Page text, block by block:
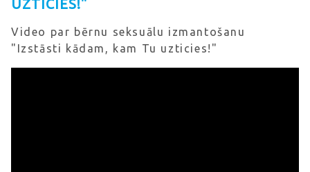
UZTICIES!"
Video par bērnu seksuālu izmantošanu
"Izstāsti kādam, kam Tu uzticies!"